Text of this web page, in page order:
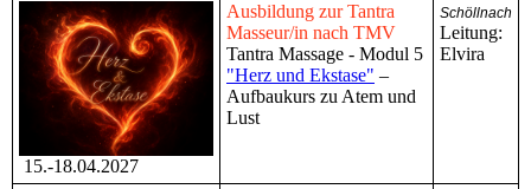
15.-18.04.2027
Ausbildung zur Tantra
Masseur/in nach TMV
Tantra Massage - Modul 5
"Herz und Ekstase" –
Aufbaukurs zu Atem und
Lust
Schöllnach
Leitung:
Elvira